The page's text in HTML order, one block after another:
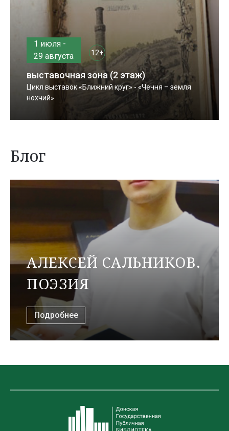
1 июля -
29 августа
12+
выставочная зона (2 этаж)
Цикл выставок «Ближний круг» - «Чечня – земля
нохчий»
Блог
АЛЕКСЕЙ САЛЬНИКОВ.
ПОЭЗИЯ
Подробнее